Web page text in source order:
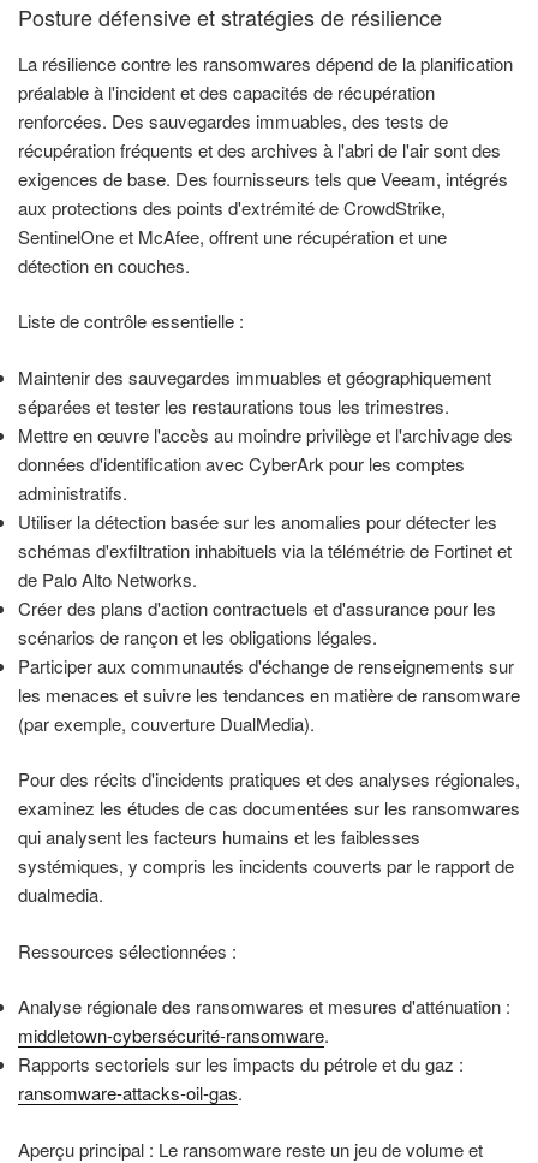
Posture défensive et stratégies de résilience
La résilience contre les ransomwares dépend de la planification
préalable à l'incident et des capacités de récupération
renforcées. Des sauvegardes immuables, des tests de
récupération fréquents et des archives à l'abri de l'air sont des
exigences de base. Des fournisseurs tels que Veeam, intégrés
aux protections des points d'extrémité de CrowdStrike,
SentinelOne et McAfee, offrent une récupération et une
détection en couches.
Liste de contrôle essentielle :
Maintenir des sauvegardes immuables et géographiquement
séparées et tester les restaurations tous les trimestres.
Mettre en œuvre l'accès au moindre privilège et l'archivage des
données d'identification avec CyberArk pour les comptes
administratifs.
Utiliser la détection basée sur les anomalies pour détecter les
schémas d'exfiltration inhabituels via la télémétrie de Fortinet et
de Palo Alto Networks.
Créer des plans d'action contractuels et d'assurance pour les
scénarios de rançon et les obligations légales.
Participer aux communautés d'échange de renseignements sur
les menaces et suivre les tendances en matière de ransomware
(par exemple, couverture DualMedia).
Pour des récits d'incidents pratiques et des analyses régionales,
examinez les études de cas documentées sur les ransomwares
qui analysent les facteurs humains et les faiblesses
systémiques, y compris les incidents couverts par le rapport de
dualmedia.
Ressources sélectionnées :
Analyse régionale des ransomwares et mesures d'atténuation :
middletown-cybersécurité-ransomware.
Rapports sectoriels sur les impacts du pétrole et du gaz :
ransomware-attacks-oil-gas.
Aperçu principal : Le ransomware reste un jeu de volume et